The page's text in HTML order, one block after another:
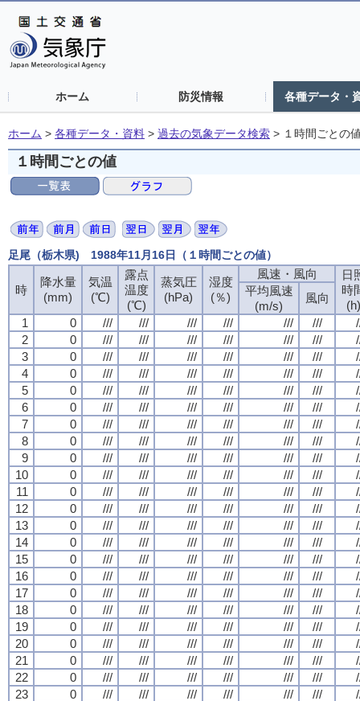
ホーム 防災情報 各種データ・
ホーム > 各種データ・資料 > 過去の気象データ検索 > １時間ごとの
１時間ごとの値
足尾（栃木県) 1988年11月16日（１時間ごとの値）
時
降水量
(mm)
気温
(℃)
露点
温度
(℃)
蒸気圧
(hPa)
湿度
(％)
風速・風向
日
時
(h)
平均風速
(m/s)
風向
1
0 /// /// /// /// /// ///
2
0 /// /// /// /// /// ///
3
0 /// /// /// /// /// ///
4
0 /// /// /// /// /// ///
5
0 /// /// /// /// /// ///
6
0 /// /// /// /// /// ///
7
0 /// /// /// /// /// ///
8
0 /// /// /// /// /// ///
9
0 /// /// /// /// /// ///
10
0 /// /// /// /// /// ///
11
0 /// /// /// /// /// ///
12
0 /// /// /// /// /// ///
13
0 /// /// /// /// /// ///
14
0 /// /// /// /// /// ///
15
0 /// /// /// /// /// ///
16
0 /// /// /// /// /// ///
17
0 /// /// /// /// /// ///
18
0 /// /// /// /// /// ///
19
0 /// /// /// /// /// ///
20
0 /// /// /// /// /// ///
21
0 /// /// /// /// /// ///
22
0 /// /// /// /// /// ///
23
0 /// /// /// /// /// ///